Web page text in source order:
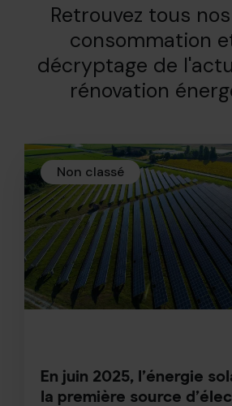
Retrouvez tous
consommation
décryptage de
rénovation
Non classé
En juin 2025, l’énergie
la première source